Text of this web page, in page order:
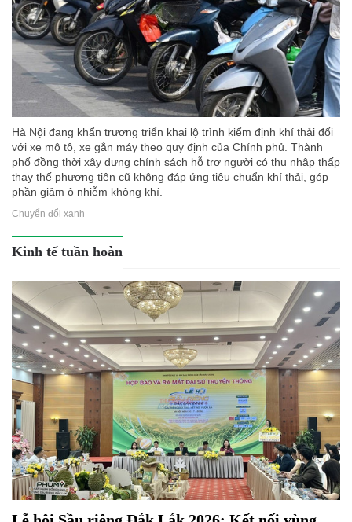
Hà Nội đang khẩn trương triển khai lộ trình kiểm định khí thải đối
với xe mô tô, xe gắn máy theo quy định của Chính phủ. Thành
phố đồng thời xây dựng chính sách hỗ trợ người có thu nhập thấp
thay thế phương tiện cũ không đáp ứng tiêu chuẩn khí thải, góp
phần giảm ô nhiễm không khí.
Chuyển đổi xanh
Kinh tế tuần hoàn